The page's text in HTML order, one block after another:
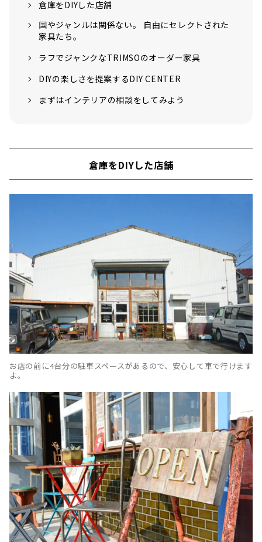
のきっかけです。愛知県は主要都市なのにも関
わらず、インテリアショップがとても少ないん
ですよね。街はこんなにも大きいのに、...
倉庫をDIYした店舗
国やジャンルは関係ない。 自由にセレクトされた
家具たち。
ラフでジャンクなTRIMSOのオーダー家具
DIYの楽しさを提案するDIY CENTER
まずはインテリアの相談をしてみよう
倉庫をDIYした店舗
お店の前に4台分の駐車スペースがあるので、安心して車で行けます
よ。